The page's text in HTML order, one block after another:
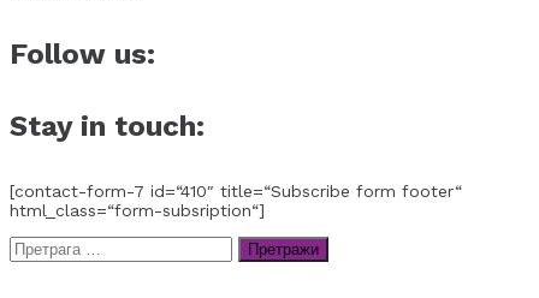
Follow us:
Stay in touch:
[contact-form-7 id=“410″ title=“Subscribe form footer“
html_class=“form-subsription“]
Претрага
за: